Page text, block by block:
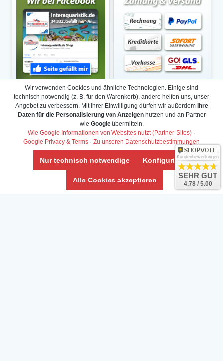
Wir verwenden Cookies und ähnliche Technologien. Einige sind
technisch notwendig (z. B. für den Warenkorb), andere helfen uns, unser
Angebot zu verbessern. Mit Ihrer Einwilligung dürfen wir außerdem Ihre
Daten für die Personalisierung von Anzeigennutzen und an Partner
wie Googleübermitteln.
Wie Google Informationen von Websites nutzt (Partner-Sites) ·
Google Privacy & Terms · Zu unseren Datenschutzbestimmungen
Nur technisch notwendige Konfigurieren
Alle Cookies akzeptieren
Kundenbewertungen
SEHR GUT
4.78 / 5.00